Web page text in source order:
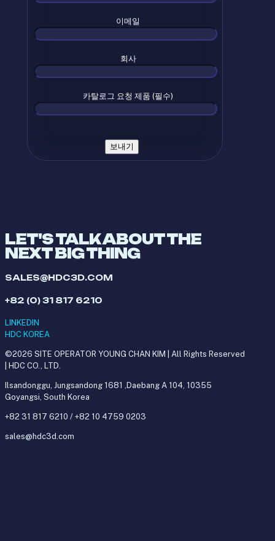
이메일
회사
카탈로그 요청 제품 (필수)
LET'S TALK ABOUT THE
NEXT BIG THING
SALES@HDC3D.COM
+82 (0) 31 817 6210
LINKEDIN
HDC KOREA
©2026 SITE OPERATOR YOUNG CHAN KIM | All Rights Reserved
| HDC CO., LTD.
Ilsandonggu, Jungsandong 1681 ,Daebang A 104, 10355
Goyangsi, South Korea
+82 31 817 6210 / +82 10 4759 0203
sales@hdc3d.com